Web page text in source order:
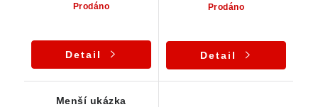
Prodáno
Detail
Prodáno
Detail
Menší ukázka